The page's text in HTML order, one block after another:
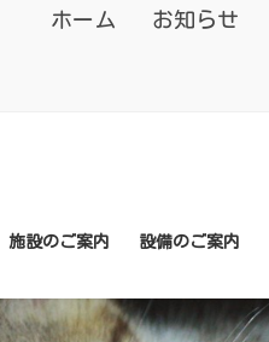
ホーム お知らせ
施設のご案内 設備のご案内